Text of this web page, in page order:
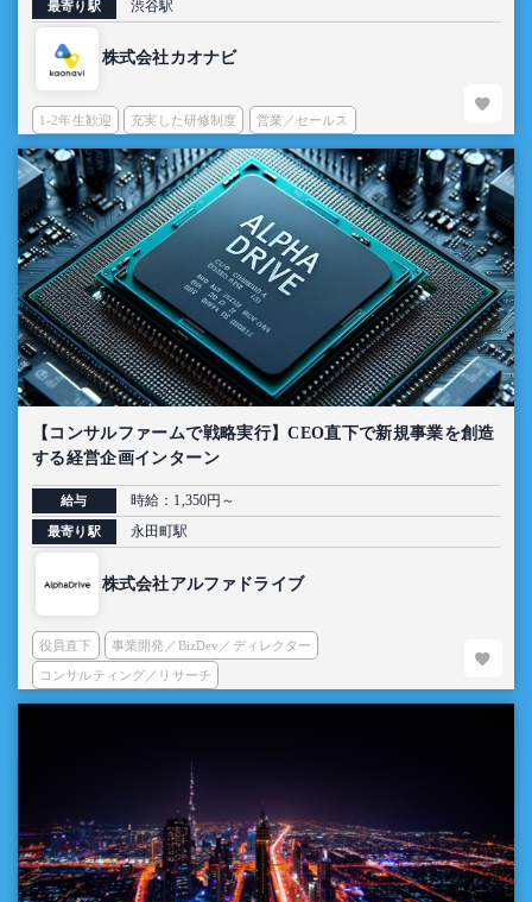
最寄り駅 渋谷駅
株式会社カオナビ
1-2年生歓迎 充実した研修制度 営業／セールス
【コンサルファームで戦略実行】CEO直下で新規事業を創造
する経営企画インターン
給与 時給：1,350円～
最寄り駅 永田町駅
株式会社アルファドライブ
役員直下 事業開発／BizDev／ディレクター
コンサルティング／リサーチ